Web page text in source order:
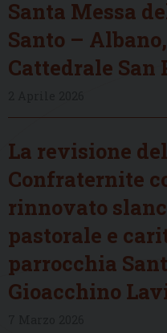
Santa Messa
Santo –
Cattedrale San
La revisione
Confraternite
rinnovato
pastorale e
parrocchia
Gioacchino